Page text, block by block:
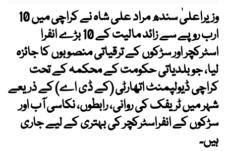
وزیراعلیٰ سندھ مراد علی شاہ نے کراچی میں 10
ارب روپے سے زائد مالیت کے 10 بڑے انفرا
اسٹرکچر اور سڑکوں کے ترقیاتی منصوبوں کا جائزہ
لیا، جو بلدیاتی حکومت کے محکمہ کے تحت
کراچی ڈیولپمنٹ اتھارٹی (کے ڈی اے) کے ذریعے
شہر میں ٹریفک کی روانی، رابطوں، نکاسی آب اور
سڑکوں کے انفراسٹرکچر کی بہتری کے لیے جاری
ہیں۔